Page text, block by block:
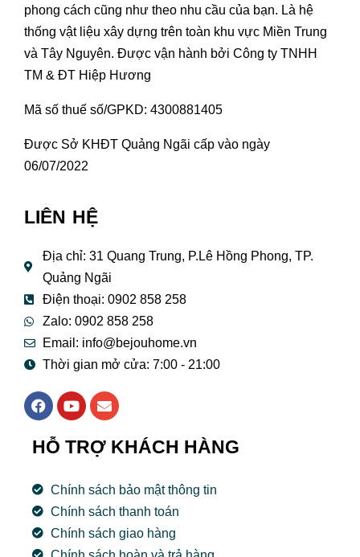
phong cách cũng như theo nhu cầu của bạn. Là hệ
thống vật liệu xây dựng trên toàn khu vực Miền Trung
và Tây Nguyên. Được vận hành bởi Công ty TNHH
TM & ĐT Hiệp Hương
Mã số thuế số/GPKD: 4300881405
Được Sở KHĐT Quảng Ngãi cấp vào ngày
06/07/2022
LIÊN HỆ
Địa chỉ: 31 Quang Trung, P.Lê Hồng Phong, TP.
Quảng Ngãi
Điện thoại: 0902 858 258
Zalo: 0902 858 258
Email: info@bejouhome.vn
Thời gian mở cửa: 7:00 - 21:00
F
a
e
b
o
k
Y
o
t
u
e
E
n
e
p
e
HỖ TRỢ KHÁCH HÀNG
Chính sách bảo mật thông tin
Chính sách thanh toán
Chính sách giao hàng